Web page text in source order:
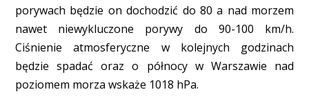
porywach będzie on dochodzić do 80 a nad morzem
nawet niewykluczone porywy do 90-100 km/h.
Ciśnienie atmosferyczne w kolejnych godzinach
będzie spadać oraz o północy w Warszawie nad
poziomem morza wskaże 1018 hPa.